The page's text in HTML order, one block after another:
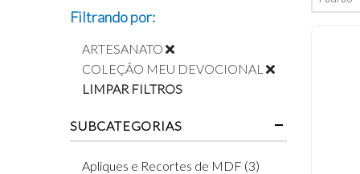
Filtrando por:
ARTESANATO
COLEÇÃO MEU DEVOCIONAL
LIMPAR FILTROS
SUBCATEGORIAS
Apliques e Recortes de MDF (3)